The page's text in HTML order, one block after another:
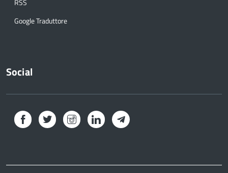
Google Traduttore
Social
Facebook Twitter InstagramLinkedInTelegram